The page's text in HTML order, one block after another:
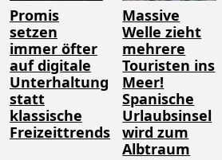
Promis
setzen
immer öfter
auf digitale
Unterhaltung
statt
klassische
Freizeittrends
Massive
Welle zieht
mehrere
Touristen ins
Meer!
Spanische
Urlaubsinsel
wird zum
Albtraum